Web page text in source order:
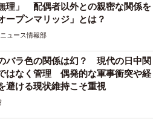
理」 配偶者以外との親密な関係を
ープンマリッジ」とは？
ュース情報部
バラ色の関係は幻？ 現代の日中関
はなく管理 偶発的な軍事衝突や経
避ける現状維持こそ重視